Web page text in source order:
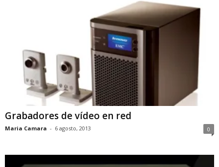
Grabadores de vídeo en red
Maria Camara - 6 agosto, 2013 0